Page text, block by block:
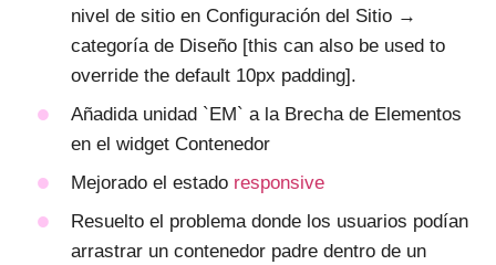
nivel de sitio en Configuración del Sitio →
categoría de Diseño [this can also be used to
override the default 10px padding].
Añadida unidad `EM` a la Brecha de Elementos
en el widget Contenedor
Mejorado el estado responsive
Resuelto el problema donde los usuarios podían
arrastrar un contenedor padre dentro de un